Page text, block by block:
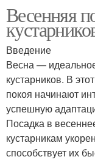
Весенняя
Введение
Весна —
кустарников. В
покоя начинают
успешную
Посадка в
кустарникам
способствует их